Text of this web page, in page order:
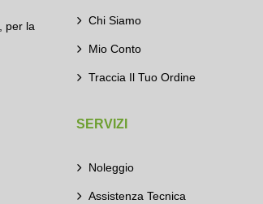
per la
Chi Siamo
Mio Conto
Traccia Il Tuo Ordine
SERVIZI
Noleggio
Assistenza Tecnica